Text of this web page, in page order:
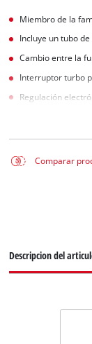
Miembro de la
Incluye un tubo
Cambio entre la
Interruptor turbo
Regulación
Comparar
Descripcion del